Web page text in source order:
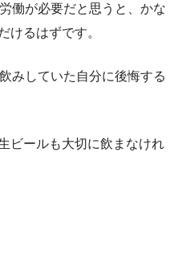
働が必要だと思うと、かな
けるはずです。
みしていた自分に後悔する
ビールも大切に飲まなけれ